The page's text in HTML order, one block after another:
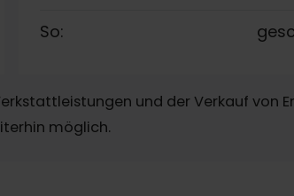
So:
und der Verkauf von
möglich.